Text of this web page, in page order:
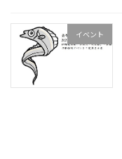
イベント